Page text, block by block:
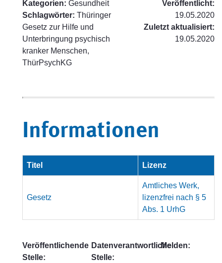
Kategorien: Gesundheit
Schlagwörter: Thüringer
Gesetz zur Hilfe und
Unterbringung psychisch
kranker Menschen,
ThürPsychKG
Veröffentlicht:
19.05.2020
Zuletzt aktualisiert:
19.05.2020
Informationen
Titel Lizenz
Gesetz
Amtliches Werk,
lizenzfrei nach § 5
Abs. 1 UrhG
Veröffentlichende
Stelle:
Datenverantwortliche
Stelle:
Melden: